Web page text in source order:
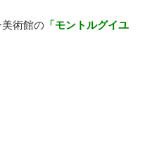
術館の 「モントルグイユ